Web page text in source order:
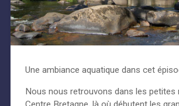
Une ambiance aquatique dans cet
Nous nous retrouvons dans les petites